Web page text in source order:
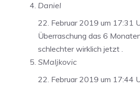
Daniel
22. Februar 2019 um 17:31
Überraschung das 6
schlechter wirklich jetzt .
SMaljkovic
22. Februar 2019 um 17:44